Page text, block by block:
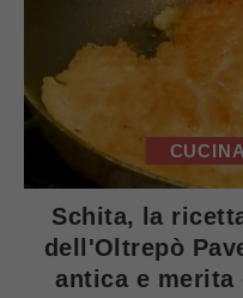
Schita, la
dell'Oltrepò
antica e merita